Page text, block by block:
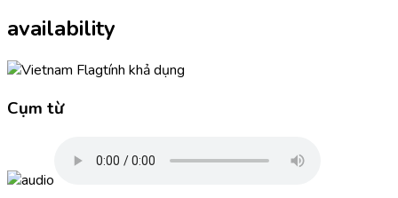
availability
tính khả dụng
Cụm từ